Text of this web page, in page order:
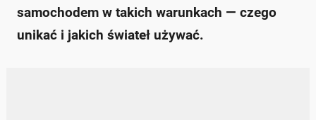
samochodem w takich warunkach — czego
unikać i jakich świateł używać.